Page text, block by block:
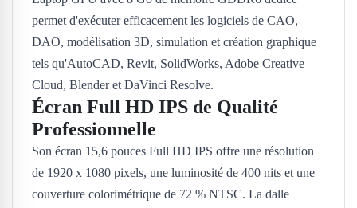
permet d'exécuter efficacement les logiciels de CAO,
DAO, modélisation 3D, simulation et création graphique
tels qu'AutoCAD, Revit, SolidWorks, Adobe Creative
Cloud, Blender et DaVinci Resolve.
Écran Full HD IPS de Qualité
Professionnelle
Son écran 15,6 pouces Full HD IPS offre une résolution
de 1920 x 1080 pixels, une luminosité de 400 nits et une
couverture colorimétrique de 72 % NTSC. La dalle